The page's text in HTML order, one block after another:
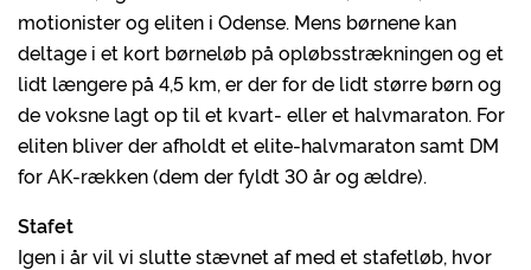
motionister og eliten i Odense. Mens børnene kan
deltage i et kort børneløb på opløbsstrækningen og et
lidt længere på 4,5 km, er der for de lidt større børn og
de voksne lagt op til et kvart- eller et halvmaraton. For
eliten bliver der afholdt et elite-halvmaraton samt DM
for AK-rækken (dem der fyldt 30 år og ældre).
Stafet
Igen i år vil vi slutte stævnet af med et stafetløb, hvor